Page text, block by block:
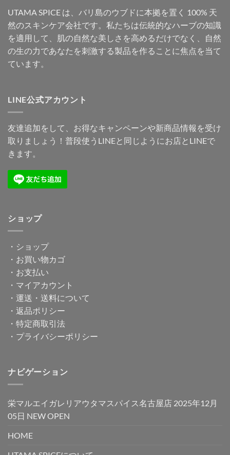
UTAMA SPICE は、バリ島のウブドに本拠を置く 100% 天
然のスキンケア会社です。私たちは伝統的なハーブの知識
を適用して、肌の自然な美しさを高めるだけでなく、自然
の生の力であなたを刺激する製品を作ることに焦点を当て
ています。
LINE公式アカウント
友達追加をして、お得なキャンペーンや新商品情報を受け
取りましょう！普段使うLINEと同じようにお店とLINEで
きます。
ショップ
・ ショップ
・ お買い物カゴ
・ お支払い
・ マイアカウント
・ 運送・送料について
・ 返品ポリシー
・ 特定商取引法
・ プライバシーポリシー
ナビゲーション
栄マルエイガレリアウタマスパイス名古屋店 2025年12月
05日 NEW OPEN
HOME